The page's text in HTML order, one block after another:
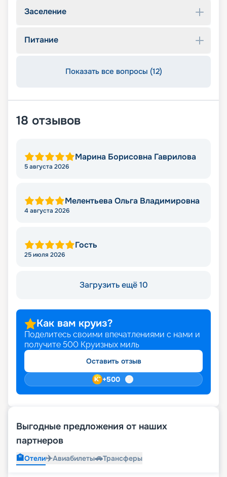
Заселение
Питание
Показать все вопросы (12)
18 отзывов
Марина Борисовна Гаврилова
5 августа 2026
Мелентьева Ольга Владимировна
4 августа 2026
Гость
25 июля 2026
Загрузить ещё 10
Как вам круиз?
Поделитесь своими впечатлениями с нами и
получите 500 Круизных миль
Оставить отзыв
+500
Выгодные предложения от наших
партнеров
🏨Отели✈️Авиабилеты🚗Трансферы